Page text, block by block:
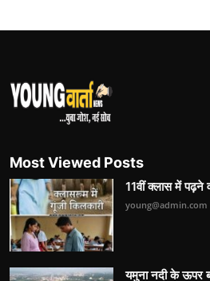
Most Viewed Posts
11वीं क्लास में पढ़ने
young@admin.com
यमुना नदी के ऊपर